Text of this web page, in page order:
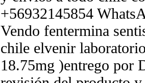
+56932145854
Vendo fentermina
chile elvenir
18.75mg )entrego por